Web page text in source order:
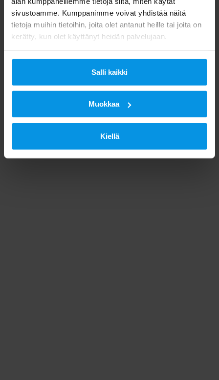
sivustoamme. Kumppanimme voivat yhdistää näitä
tietoja muihin tietoihin, joita olet antanut heille tai joita on
kerätty, kun olet käyttänyt heidän palvelujaan.
Salli kaikki
Muokkaa
Kiellä
(mpm/pvm).